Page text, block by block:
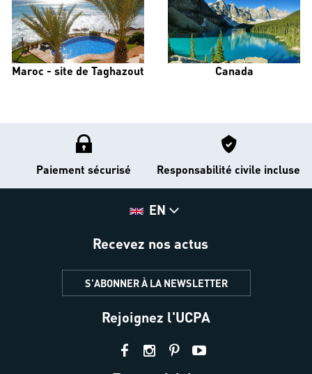
Maroc - site de Taghazout Canada
Paiement sécurisé Responsabilité civile incluse
EN
Recevez nos actus
S'ABONNER À LA NEWSLETTER
Rejoignez l'UCPA